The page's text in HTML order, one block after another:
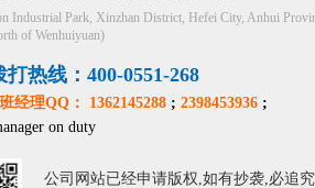
Industrial Park, Xinzhan District, Hefei City, Anhui
of Wenhuiyuan)
打热线：400-0551-268
经理QQ： 1362145288 ; 2398453936 ;
on duty
公司网站已经申请版权,如有抄袭,必追